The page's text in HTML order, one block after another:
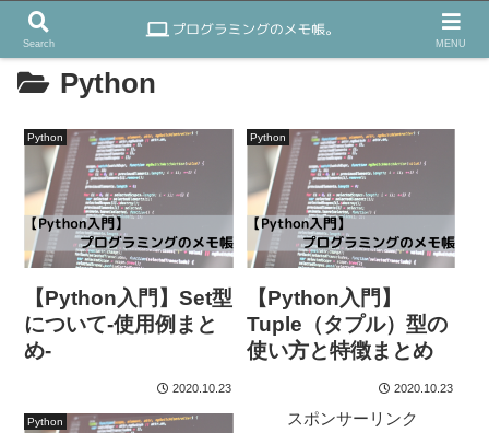
Python
Python
【Python入門】Set型
について-使用例まと
め-
2020.10.23
Python
【Python入門】
Tuple（タプル）型の
使い方と特徴まとめ
2020.10.23
Python スポンサーリンク
Search MENU